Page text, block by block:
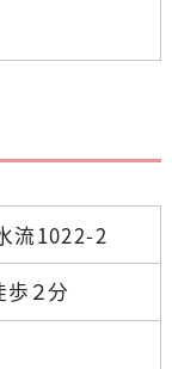
流1022-2
２分